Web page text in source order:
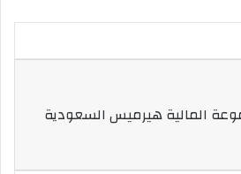
المالية هيرميس السعودية